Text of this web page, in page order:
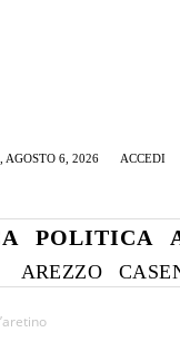
AGOSTO 6, 2026 ACCEDI
POLITICA
AREZZO